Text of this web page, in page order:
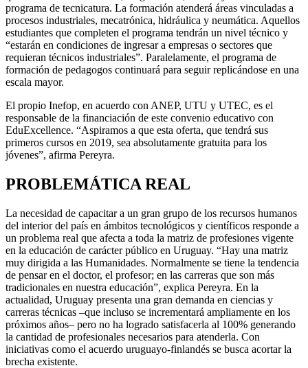
programa de tecnicatura. La formación atenderá áreas vinculadas a
procesos industriales, mecatrónica, hidráulica y neumática. Aquellos
estudiantes que completen el programa tendrán un nivel técnico y
“estarán en condiciones de ingresar a empresas o sectores que
requieran técnicos industriales”. Paralelamente, el programa de
formación de pedagogos continuará para seguir replicándose en una
escala mayor.
El propio Inefop, en acuerdo con ANEP, UTU y UTEC, es el
responsable de la financiación de este convenio educativo con
EduExcellence. “Aspiramos a que esta oferta, que tendrá sus
primeros cursos en 2019, sea absolutamente gratuita para los
jóvenes”, afirma Pereyra.
PROBLEMÁTICA REAL
La necesidad de capacitar a un gran grupo de los recursos humanos
del interior del país en ámbitos tecnológicos y científicos responde a
un problema real que afecta a toda la matriz de profesiones vigente
en la educación de carácter público en Uruguay. “Hay una matriz
muy dirigida a las Humanidades. Normalmente se tiene la tendencia
de pensar en el doctor, el profesor; en las carreras que son más
tradicionales en nuestra educación”, explica Pereyra. En la
actualidad, Uruguay presenta una gran demanda en ciencias y
carreras técnicas –que incluso se incrementará ampliamente en los
próximos años– pero no ha logrado satisfacerla al 100% generando
la cantidad de profesionales necesarios para atenderla. Con
iniciativas como el acuerdo uruguayo-finlandés se busca acortar la
brecha existente.